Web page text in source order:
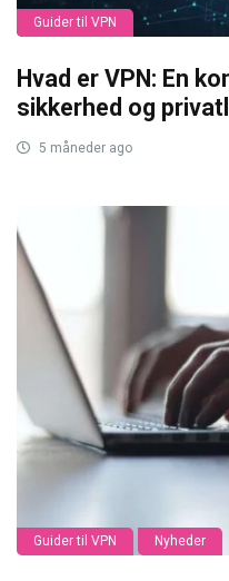
Guider til VPN
Hvad er VPN: En
sikkerhed og
5 måneder ago
Guider til VPN Nyheder